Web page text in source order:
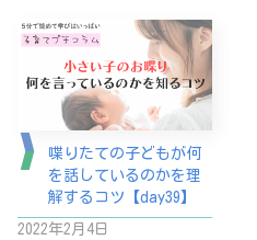
喋りたての子どもが何
を話しているのかを理
解するコツ【day39】
2022年2月4日